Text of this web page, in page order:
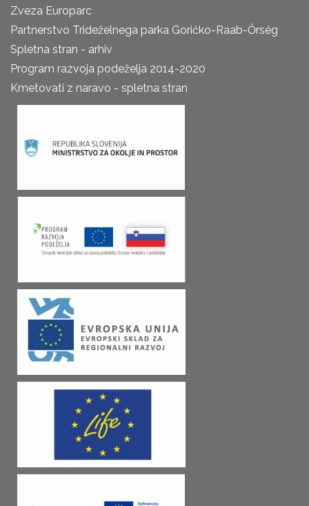
Zveza Europarc
Partnerstvo Trideželnega parka Goričko-Raab-Őrség
Spletna stran - arhiv
Program razvoja podeželja 2014-2020
Kmetovati z naravo - spletna stran